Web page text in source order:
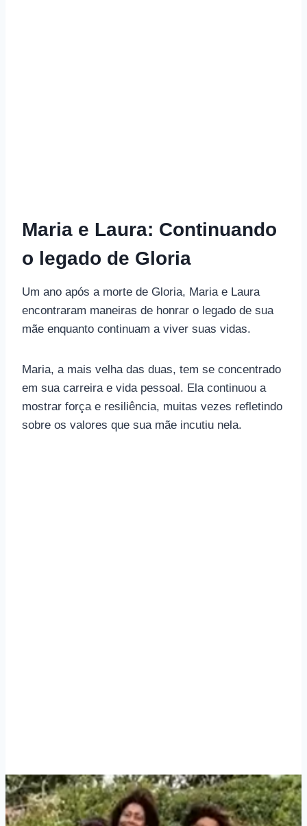
Maria e Laura: Continuando
o legado de Gloria
Um ano após a morte de Gloria, Maria e Laura
encontraram maneiras de honrar o legado de sua
mãe enquanto continuam a viver suas vidas.
Maria, a mais velha das duas, tem se concentrado
em sua carreira e vida pessoal. Ela continuou a
mostrar força e resiliência, muitas vezes refletindo
sobre os valores que sua mãe incutiu nela.